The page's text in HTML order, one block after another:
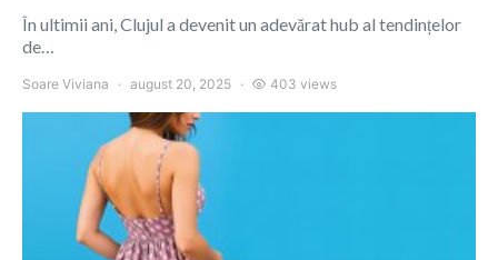
În ultimii ani, Clujul a devenit un adevărat hub al tendințelor
de…
Soare Viviana august 20, 2025 403 views